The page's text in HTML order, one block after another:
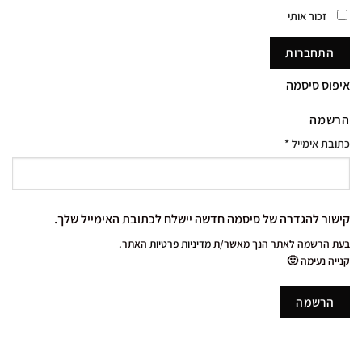
זכור אותי
התחברות
איפוס סיסמה
הרשמה
כתובת אימייל*
קישור להגדרה של סיסמה חדשה יישלח לכתובת האימייל שלך.
בעת הרשמה לאתר הנך מאשר/תמדיניות פרטיות האתר.
קנייה נעימה 🙂
הרשמה